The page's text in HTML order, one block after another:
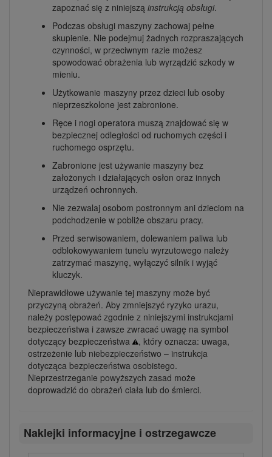
zapoznać się z niniejszą instrukcją obsługi.
Podczas obsługi maszyny zachowaj pełne
skupienie. Nie podejmuj żadnych rozpraszających
czynności, w przeciwnym razie możesz
spowodować obrażenia lub wyrządzić szkody w
mieniu.
Użytkowanie maszyny przez dzieci lub osoby
nieprzeszkolone jest zabronione.
Ręce i nogi operatora muszą znajdować się w
bezpiecznej odległości od ruchomych części i
ruchomego osprzętu.
Zabronione jest używanie maszyny bez
założonych i działających osłon oraz innych
urządzeń ochronnych.
Nie zezwalaj osobom postronnym ani dzieciom na
podchodzenie w pobliże obszaru pracy.
Przed serwisowaniem, dolewaniem paliwa lub
odblokowywaniem tunelu wyrzutowego należy
zatrzymać maszynę, wyłączyć silnik i wyjąć
kluczyk.
Nieprawidłowe używanie tej maszyny może być
przyczyną obrażeń. Aby zmniejszyć ryzyko urazu,
należy postępować zgodnie z niniejszymi instrukcjami
bezpieczeństwa i zawsze zwracać uwagę na symbol
dotyczący bezpieczeństwa
, który oznacza: uwaga,
ostrzeżenie lub niebezpieczeństwo – instrukcja
dotycząca bezpieczeństwa osobistego.
Nieprzestrzeganie powyższych zasad może
doprowadzić do obrażeń ciała lub do śmierci.
Naklejki informacyjne i ostrzegawcze